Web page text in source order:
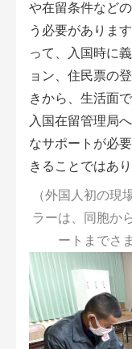
や在留条件など
う必要がありま
って、入国時に
ョン、住民票の
きから、生活面
入国在留管理局
なサポートが必
きることではあり
（外国人初の現
ラーは、同胞か
ートまでさ